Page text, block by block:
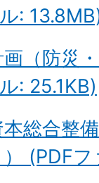
:
（防災
: 25.1KB)
総合整
(PDF